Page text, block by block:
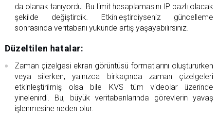
da olanak tanıyordu. Bu limit hesaplamasını IP bazlı olacak
şekilde değiştirdik. Etkinleştirdiyseniz güncelleme
sonrasında veritabanı yükünde artış yaşayabilirsiniz.
Düzeltilen hatalar:
Zaman çizelgesi ekran görüntüsü formatlarını oluştururken
veya silerken, yalnızca birkaçında zaman çizelgeleri
etkinleştirilmiş olsa bile KVS tüm videolar üzerinde
yinelenirdi. Bu, büyük veritabanlarında görevlerin yavaş
işlenmesine neden olur.